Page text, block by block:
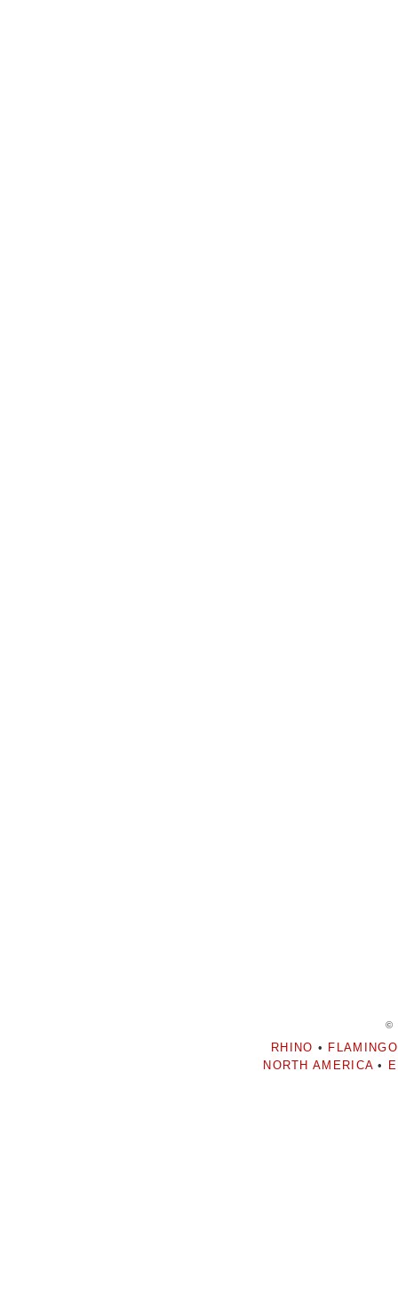
©
RHINO • FLAMINGO
NORTH AMERICA •